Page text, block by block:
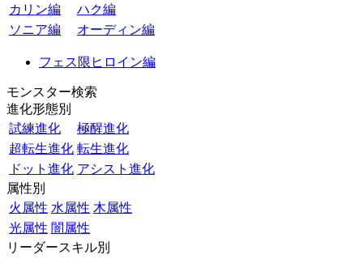
カリン編
ハク編
ソニア編
オーディン編
フェス限ヒロイン編
モンスター検索
進化形態別
試練進化
極醒進化
超転生進化 転生進化
ドット進化 アシスト進化
属性別
火属性 水属性 木属性
光属性 闇属性
リーダースキル別